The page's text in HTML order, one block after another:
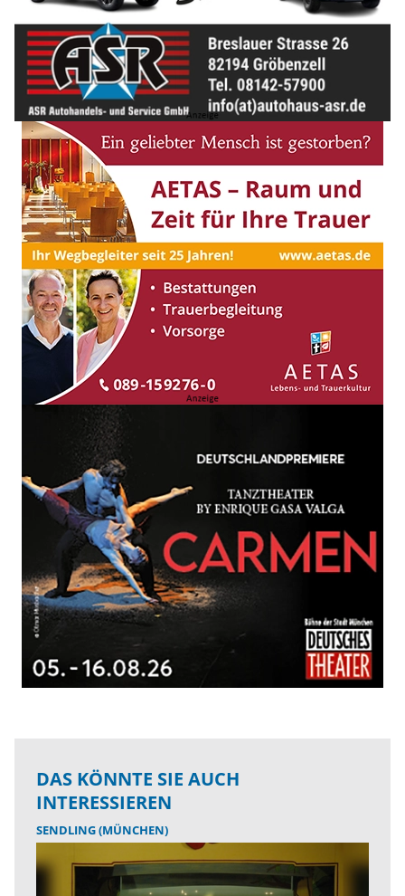
DAS KÖNNTE SIE AUCH
INTERESSIEREN
SENDLING (MÜNCHEN)